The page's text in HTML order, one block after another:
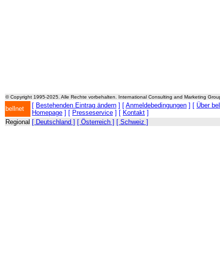
© Copyright 1995-2025. Alle Rechte vorbehalten. International Consulting and Marketing
bellnet [ Bestehenden Eintrag ändern ] [ Anmeldebedingungen ] [ Über
Homepage ] [ Presseservice ] [ Kontakt ]
Regional [ Deutschland ] [ Österreich ] [ Schweiz ]